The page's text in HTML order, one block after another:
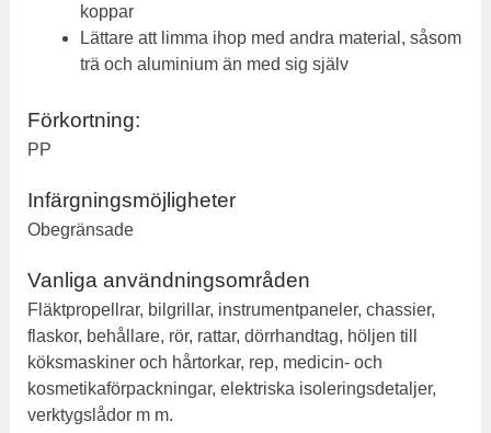
koppar
Lättare att limma ihop med andra material, såsom
trä och aluminium än med sig själv
Förkortning:
PP
Infärgningsmöjligheter
Obegränsade
Vanliga användningsområden
Fläktpropellrar, bilgrillar, instrumentpaneler, chassier,
flaskor, behållare, rör, rattar, dörrhandtag, höljen till
köksmaskiner och hårtorkar, rep, medicin- och
kosmetikaförpackningar, elektriska isoleringsdetaljer,
verktygslådor m m.